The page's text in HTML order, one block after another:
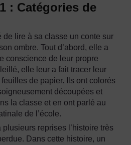
: Catégories de
de lire à sa classe un conte sur
ombre. Tout d’abord, elle a
conscience de leur propre
elle leur a fait tracer leur
de papier. Ils ont colorés
découpées et
la classe et en ont parlé au
de l’école.
reprises l’histoire très
Dans cette histoire, un